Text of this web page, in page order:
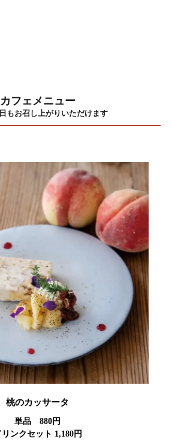
カフェメニュー
もお召し上がりいただけます
桃のカッサータ
単品 880円
リンクセット 1,180円